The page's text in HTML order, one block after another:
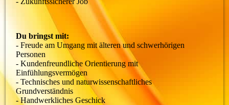
Du bringst mit:
- Freude am Umgang mit älteren und schwerhörigen
Personen
- Kundenfreundliche Orientierung mit
Einfühlungsvermögen
- Technisches und naturwissenschaftliches
Grundverständnis
- Handwerkliches Geschick